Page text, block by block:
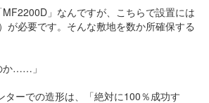
」なんですが、こちらで設置には
が必要です。そんな敷地を数か所確保する
か……」
ターでの造形は、「絶対に100％成功す